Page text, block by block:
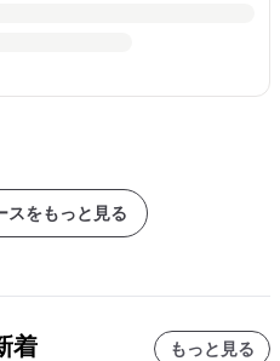
スをもっと見る
着 もっと見る